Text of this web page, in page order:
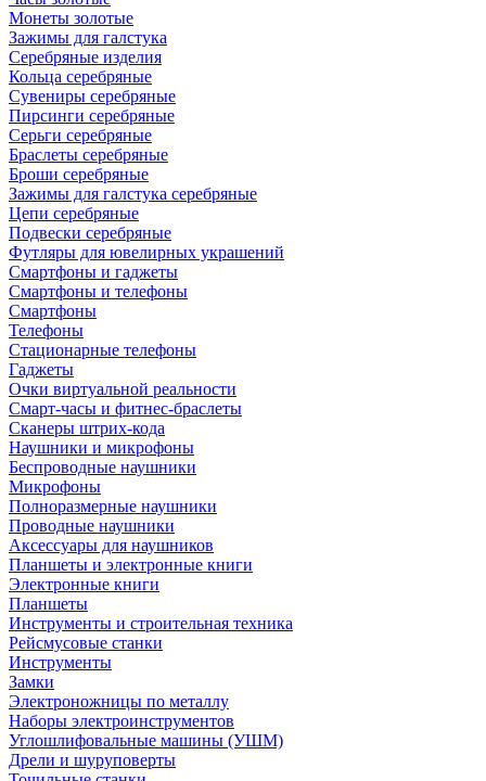
Монеты золотые
Зажимы для галстука
Серебряные изделия
Кольца серебряные
Сувениры серебряные
Пирсинги серебряные
Серьги серебряные
Браслеты серебряные
Броши серебряные
Зажимы для галстука серебряные
Цепи серебряные
Подвески серебряные
Футляры для ювелирных украшений
Смартфоны и гаджеты
Смартфоны и телефоны
Смартфоны
Телефоны
Стационарные телефоны
Гаджеты
Очки виртуальной реальности
Смарт-часы и фитнес-браслеты
Сканеры штрих-кода
Наушники и микрофоны
Беспроводные наушники
Микрофоны
Полноразмерные наушники
Проводные наушники
Аксессуары для наушников
Планшеты и электронные книги
Электронные книги
Планшеты
Инструменты и строительная техника
Рейсмусовые станки
Инструменты
Замки
Электроножницы по металлу
Наборы электроинструментов
Углошлифовальные машины (УШМ)
Дрели и шуруповерты